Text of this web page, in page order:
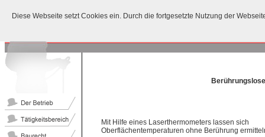
Mit Hilfe eines Laserthermometers lassen sich
Oberflächentemperaturen ohne Berührung
Diese Webseite setzt Cookies ein. Durch die fortgesetzte Nutzung der